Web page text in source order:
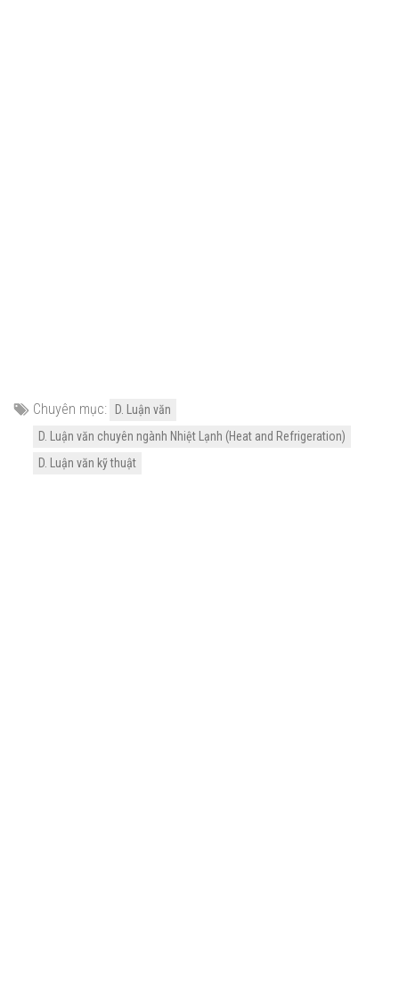
Chuyên mục:
D. Luận văn
D. Luận văn chuyên ngành Nhiệt Lạnh (Heat and Refrigeration)
D. Luận văn kỹ thuật